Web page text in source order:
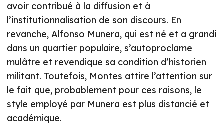
avoir contribué à la diffusion et à
l’institutionnalisation de son discours. En
revanche, Alfonso Munera, qui est né et a grandi
dans un quartier populaire, s’autoproclame
mulâtre et revendique sa condition d’historien
militant. Toutefois, Montes attire l’attention sur
le fait que, probablement pour ces raisons, le
style employé par Munera est plus distancié et
académique.